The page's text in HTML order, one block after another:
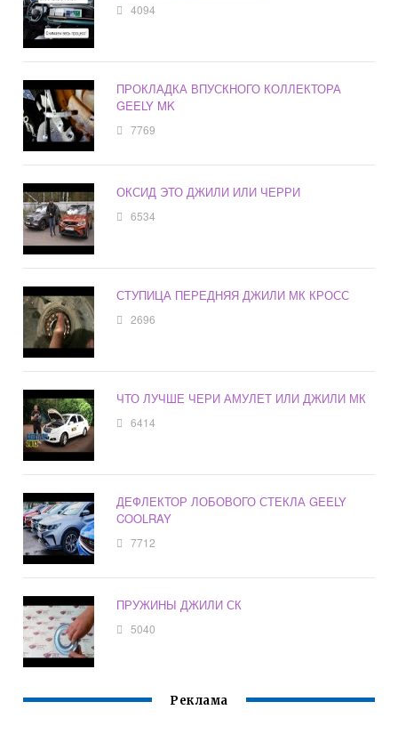
4094
ПРОКЛАДКА ВПУСКНОГО КОЛЛЕКТОРА
GEELY MK
7769
ОКСИД ЭТО ДЖИЛИ ИЛИ ЧЕРРИ
6534
СТУПИЦА ПЕРЕДНЯЯ ДЖИЛИ МК КРОСС
2696
ЧТО ЛУЧШЕ ЧЕРИ АМУЛЕТ ИЛИ ДЖИЛИ МК
6414
ДЕФЛЕКТОР ЛОБОВОГО СТЕКЛА GEELY
COOLRAY
7712
ПРУЖИНЫ ДЖИЛИ СК
5040
Реклама